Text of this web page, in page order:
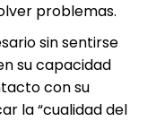
problemas.
sin sentirse
su capacidad
con su
la “cualidad del